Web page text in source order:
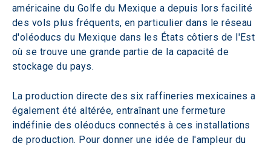
américaine du Golfe du Mexique a depuis lors facilité
des vols plus fréquents, en particulier dans le réseau
d'oléoducs du Mexique dans les États côtiers de l'Est
où se trouve une grande partie de la capacité de
stockage du pays.
La production directe des six raffineries mexicaines a
également été altérée, entraînant une fermeture
indéfinie des oléoducs connectés à ces installations
de production. Pour donner une idée de l'ampleur du